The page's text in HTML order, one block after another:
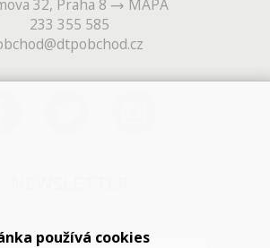
32, Praha 8
MAPA
233 355 585
používá cookies